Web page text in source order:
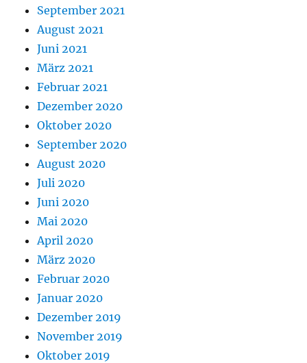
September 2021
August 2021
Juni 2021
März 2021
Februar 2021
Dezember 2020
Oktober 2020
September 2020
August 2020
Juli 2020
Juni 2020
Mai 2020
April 2020
März 2020
Februar 2020
Januar 2020
Dezember 2019
November 2019
Oktober 2019